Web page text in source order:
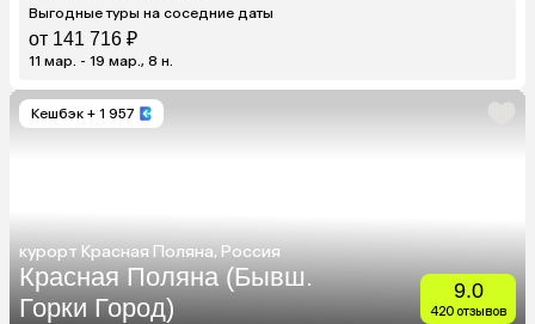
Выгодные туры на соседние даты
от 141 716 ₽
11 мар. - 19 мар., 8 н.
Кешбэк + 1 957
курорт Красная Поляна, Россия
Красная Поляна (Бывш.
Горки Город)
9.0
420 отзывов